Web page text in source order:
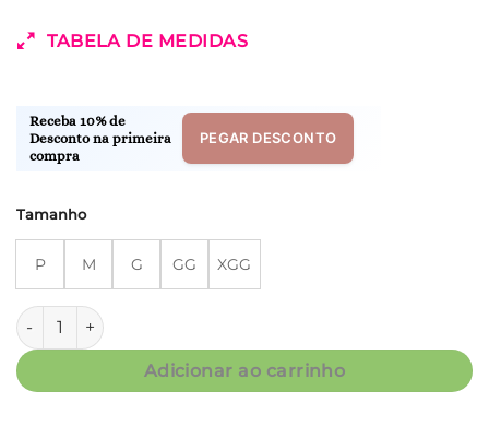
TABELA DE MEDIDAS
Receba 10% de
Desconto na primeira
compra
PEGAR DESCONTO
Tamanho
P M G GG XGG
Bata Curta - Fluity Poá - Col. Verão Essencial quantidade
Adicionar ao carrinho